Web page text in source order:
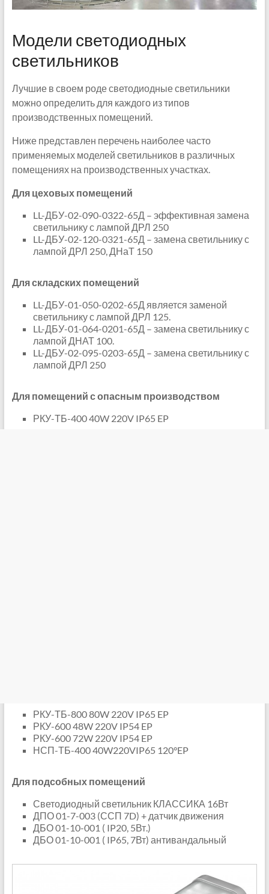
Модели светодиодных
светильников
Лучшие в своем роде светодиодные светильники
можно определить для каждого из типов
производственных помещений.
Ниже представлен перечень наиболее часто
применяемых моделей светильников в различных
помещениях на производственных участках.
Для цеховых помещений
LL-ДБУ-02-090-0322-65Д – эффективная замена
светильнику с лампой ДРЛ 250
LL-ДБУ-02-120-0321-65Д – замена светильнику с
лампой ДРЛ 250, ДНаТ 150
Для складских помещений
LL-ДБУ-01-050-0202-65Д является заменой
светильнику с лампой ДРЛ 125.
LL-ДБУ-01-064-0201-65Д – замена светильнику с
лампой ДНАТ 100.
LL-ДБУ-02-095-0203-65Д – замена светильнику с
лампой ДРЛ 250
Для помещений с опасным производством
РКУ-ТБ-400 40W 220V IP65 EP
РКУ-ТБ-800 80W 220V IP65 EP
РКУ-600 48W 220V IP54 EP
РКУ-600 72W 220V IP54 EP
НСП-ТБ-400 40W220VIP65 120°EP
Для подсобных помещений
Светодиодный светильник КЛАССИКА 16Вт
ДПО 01-7-003 (ССП 7D) + датчик движения
ДБО 01-10-001 ( IP20, 5Вт.)
ДБО 01-10-001 ( IP65, 7Вт) антивандальный